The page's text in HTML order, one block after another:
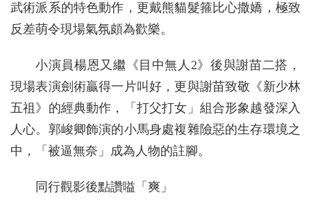
武術派系的特色動作，更戴熊貓髮箍比心撒嬌，極致
反差萌令現場氣氛頗為歡樂。
小演員楊恩又繼《目中無人2》後與謝苗二搭，
現場表演劍術贏得一片叫好，更與謝苗致敬《新少林
五祖》的經典動作，「打父打女」組合形象越發深入
人心。郭峻卿飾演的小馬身處複雜險惡的生存環境之
中，「被逼無奈」成為人物的註腳。
同行觀影後點讚嗌「爽」